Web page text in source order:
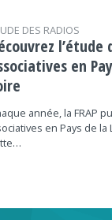
DES RADIOS
l’étude
en
année, la FRAP
en Pays de la